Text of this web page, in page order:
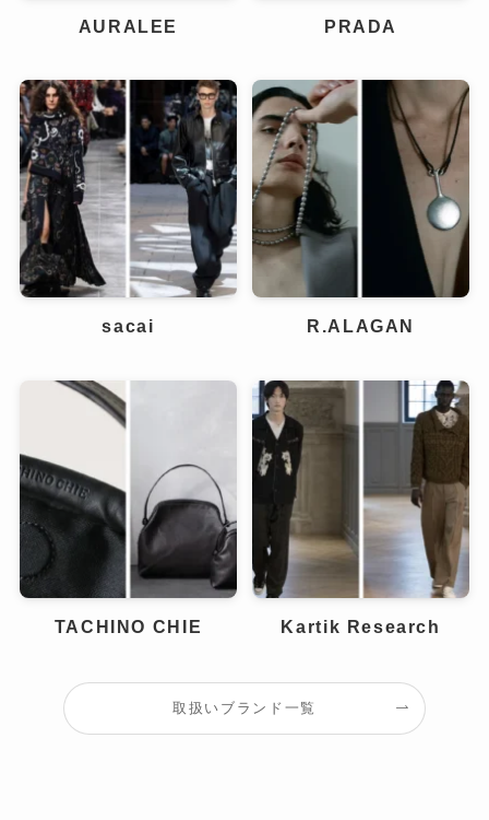
AURALEE PRADA
sacai R.ALAGAN
TACHINO CHIE Kartik Research
取扱いブランド一覧